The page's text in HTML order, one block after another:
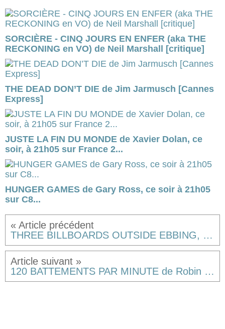
SORCIÈRE - CINQ JOURS EN ENFER (aka THE
RECKONING en VO) de Neil Marshall [critique]
THE DEAD DON’T DIE de Jim Jarmusch [Cannes
Express]
JUSTE LA FIN DU MONDE de Xavier Dolan, ce
soir, à 21h05 sur France 2...
HUNGER GAMES de Gary Ross, ce soir à 21h05
sur C8...
THREE BILLBOARDS OUTSIDE EBBING, MISSOURI de Martin McDonagh
120 BATTEMENTS PAR MINUTE de Robin Campillo [critique]